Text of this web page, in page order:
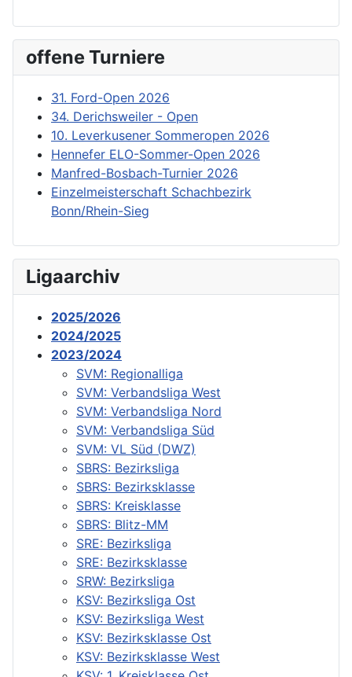
offene Turniere
31. Ford-Open 2026
34. Derichsweiler - Open
10. Leverkusener Sommeropen 2026
Hennefer ELO-Sommer-Open 2026
Manfred-Bosbach-Turnier 2026
Einzelmeisterschaft Schachbezirk
Bonn/Rhein-Sieg
Ligaarchiv
2025/2026
2024/2025
2023/2024
SVM: Regionalliga
SVM: Verbandsliga West
SVM: Verbandsliga Nord
SVM: Verbandsliga Süd
SVM: VL Süd (DWZ)
SBRS: Bezirksliga
SBRS: Bezirksklasse
SBRS: Kreisklasse
SBRS: Blitz-MM
SRE: Bezirksliga
SRE: Bezirksklasse
SRW: Bezirksliga
KSV: Bezirksliga Ost
KSV: Bezirksliga West
KSV: Bezirksklasse Ost
KSV: Bezirksklasse West